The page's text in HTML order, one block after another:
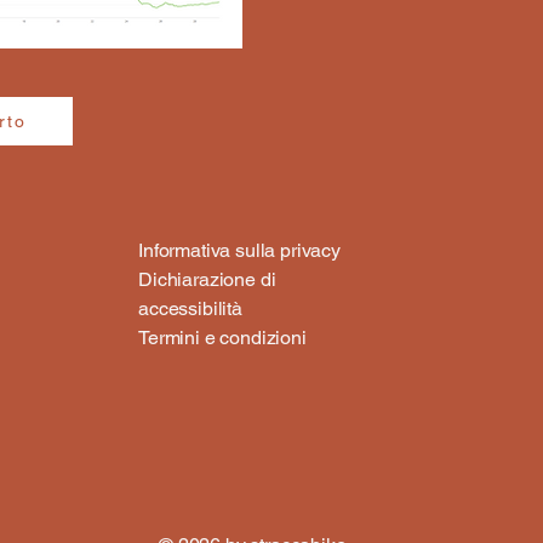
Informativa sulla privacy
Dichiarazione di
accessibilità
Termini e condizioni